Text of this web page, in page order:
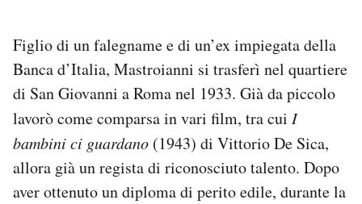
Figlio di un falegname e di un’ex impiegata della
Banca d’Italia, Mastroianni si trasferì nel quartiere
di San Giovanni a Roma nel 1933. Già da piccolo
lavorò come comparsa in vari film, tra cui I
bambini ci guardano (1943) di Vittorio De Sica,
allora già un regista di riconosciuto talento. Dopo
aver ottenuto un diploma di perito edile, durante la